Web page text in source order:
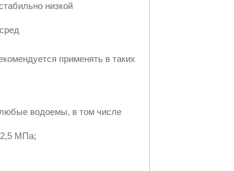
низкой
применять в таких
водоемы, в том числе
2,5 МПа;